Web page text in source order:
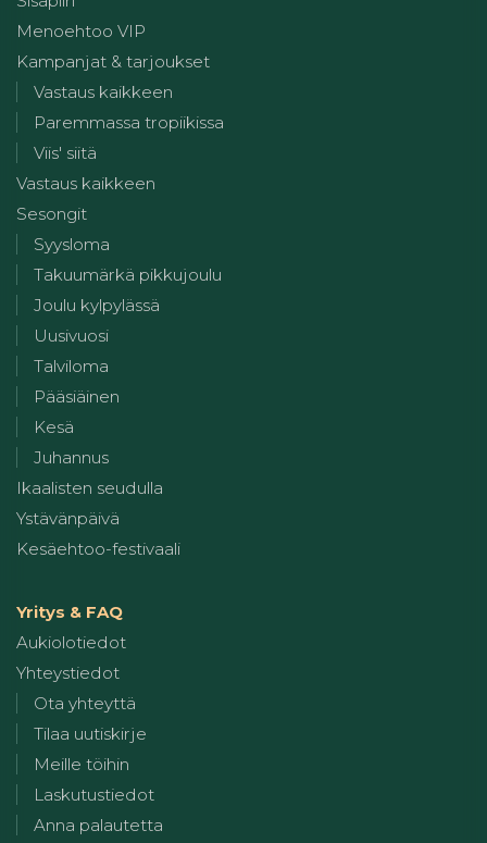
Menoehtoo VIP
Kampanjat & tarjoukset
Vastaus kaikkeen
Paremmassa tropiikissa
Viis' siitä
Vastaus kaikkeen
Sesongit
Syysloma
Takuumärkä pikkujoulu
Joulu kylpylässä
Uusivuosi
Talviloma
Pääsiäinen
Kesä
Juhannus
Ikaalisten seudulla
Ystävänpäivä
Kesäehtoo-festivaali
Yritys & FAQ
Aukiolotiedot
Yhteystiedot
Ota yhteyttä
Tilaa uutiskirje
Meille töihin
Laskutustiedot
Anna palautetta